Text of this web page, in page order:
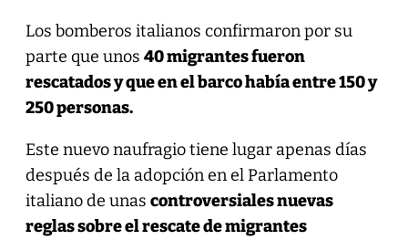
Los bomberos italianos confirmaron por su
parte que unos 40 migrantes fueron
rescatados y que en el barco había entre 150 y
250 personas.
Este nuevo naufragio tiene lugar apenas días
después de la adopción en el Parlamento
italiano de unas controversiales nuevas
reglas sobre el rescate de migrantes